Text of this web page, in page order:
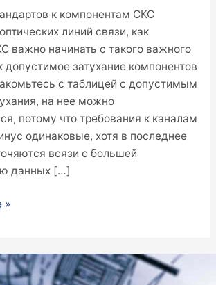
к компонентам СКС
линий связи, как
важно начинать с такого важного
допустимое затухание компонентов
с таблицей с допустимым
на нее можно
потому что требования к каналам
одинаковые, хотя в последнее
всязи с большей
данных […]
»